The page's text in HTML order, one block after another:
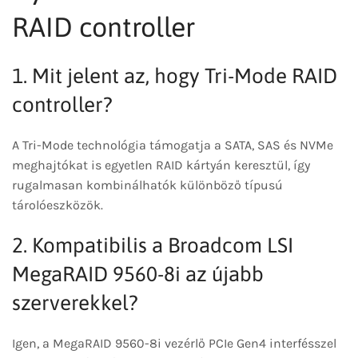
RAID controller
1. Mit jelent az, hogy Tri-Mode RAID
controller?
A Tri-Mode technológia támogatja a SATA, SAS és NVMe
meghajtókat is egyetlen RAID kártyán keresztül, így
rugalmasan kombinálhatók különböző típusú
tárolóeszközök.
2. Kompatibilis a Broadcom LSI
MegaRAID 9560-8i az újabb
szerverekkel?
Igen, a MegaRAID 9560-8i vezérlő PCIe Gen4 interfésszel